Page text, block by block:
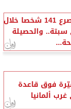
حقوقيون مغاربة: مصرع 141 شخصا خلال
سبتة.. والحصيلة
فوق قاعدة
ألمانيا